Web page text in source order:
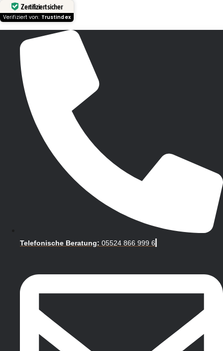
Zertifiziert sicher
Verifiziert von: Trustindex
Telefonische Beratung: 05524 866 999 6